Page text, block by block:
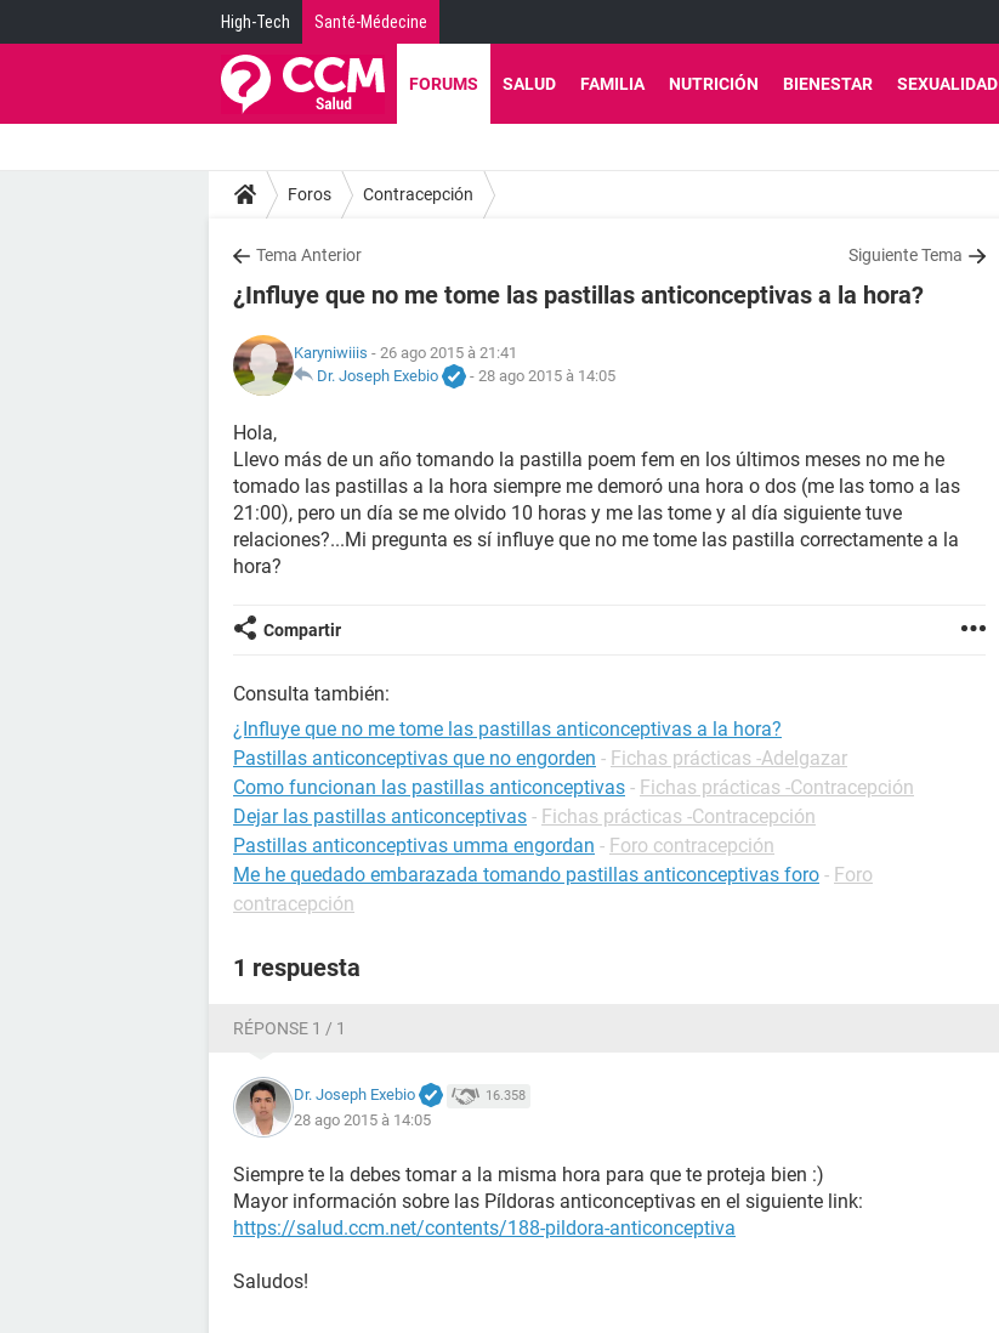
High-Tech Santé-Médecine
FORUMS SALUD FAMILIA NUTRICIÓN BIENESTAR SEXUALIDAD
Foros Contracepción
Tema Anterior Siguiente Tema
¿Influye que no me tome las pastillas anticonceptivas a la hora?
Karyniwiiis - 26 ago 2015 à 21:41
Dr. Joseph Exebio
- 28 ago 2015 à 14:05
Hola,
Llevo más de un año tomando la pastilla poem fem en los últimos meses no me he
tomado las pastillas a la hora siempre me demoró una hora o dos (me las tomo a las
21:00), pero un día se me olvido 10 horas y me las tome y al día siguiente tuve
relaciones?...Mi pregunta es sí influye que no me tome las pastilla correctamente a la
hora?
Compartir
Consulta también:
¿Influye que no me tome las pastillas anticonceptivas a la hora?
Pastillas anticonceptivas que no engorden - Fichas prácticas -Adelgazar
Como funcionan las pastillas anticonceptivas - Fichas prácticas -Contracepción
Dejar las pastillas anticonceptivas - Fichas prácticas -Contracepción
Pastillas anticonceptivas umma engordan - Foro contracepción
Me he quedado embarazada tomando pastillas anticonceptivas foro - Foro
contracepción
1 respuesta
RÉPONSE 1 / 1
Dr. Joseph Exebio 16.358
28 ago 2015 à 14:05
Siempre te la debes tomar a la misma hora para que te proteja bien :)
Mayor información sobre las Píldoras anticonceptivas en el siguiente link:
https://salud.ccm.net/contents/188-pildora-anticonceptiva
Saludos!